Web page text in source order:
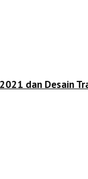
dan Desain